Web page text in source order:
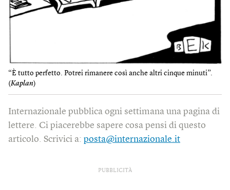
“È tutto perfetto. Potrei rimanere così anche altri cinque minuti”.
(Kaplan)
Internazionale pubblica ogni settimana una pagina di
lettere. Ci piacerebbe sapere cosa pensi di questo
articolo. Scrivici a: posta@internazionale.it
PUBBLICITÀ